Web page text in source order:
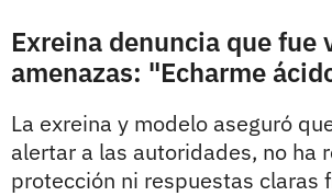
Exreina denuncia que fue
amenazas: "Echarme
La exreina y modelo aseguró
alertar a las autoridades, no ha
protección ni respuestas claras